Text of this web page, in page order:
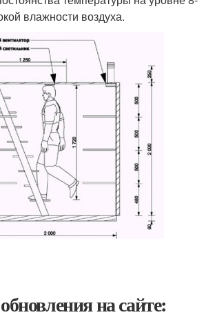
влажности воздуха.
на сайте: